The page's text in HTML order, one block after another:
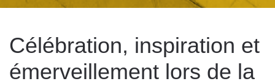
Célébration, inspiration et
émerveillement lors de la